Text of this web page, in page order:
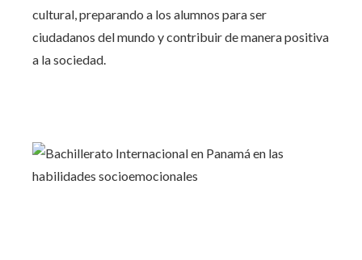
cultural, preparando a los alumnos para ser
ciudadanos del mundo y contribuir de manera positiva
a la sociedad.